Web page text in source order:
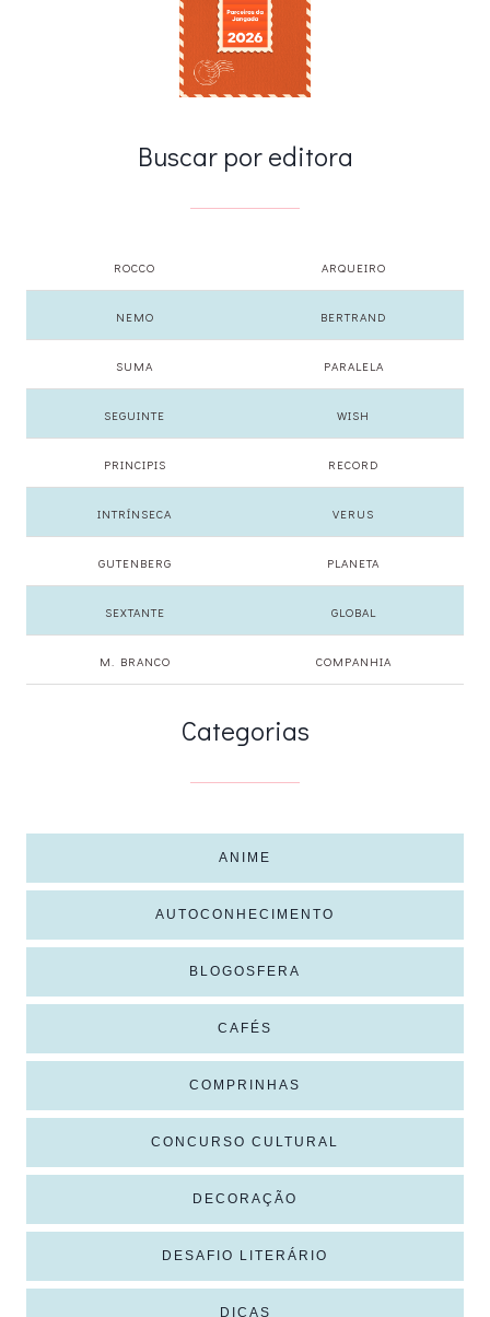
Buscar por editora
ROCCO ARQUEIRO
NEMO BERTRAND
SUMA PARALELA
SEGUINTE WISH
PRINCIPIS RECORD
INTRÍNSECA VERUS
GUTENBERG PLANETA
SEXTANTE GLOBAL
M. BRANCO COMPANHIA
Categorias
ANIME
AUTOCONHECIMENTO
BLOGOSFERA
CAFÉS
COMPRINHAS
CONCURSO CULTURAL
DECORAÇÃO
DESAFIO LITERÁRIO
DICAS